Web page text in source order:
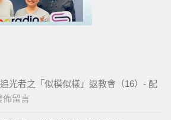
光者之「似模似樣」返教會（16）- 配
佈留言